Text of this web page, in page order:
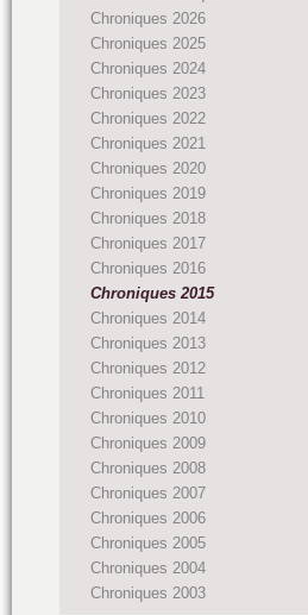
Chroniques 2026
Chroniques 2025
Chroniques 2024
Chroniques 2023
Chroniques 2022
Chroniques 2021
Chroniques 2020
Chroniques 2019
Chroniques 2018
Chroniques 2017
Chroniques 2016
Chroniques 2015
Chroniques 2014
Chroniques 2013
Chroniques 2012
Chroniques 2011
Chroniques 2010
Chroniques 2009
Chroniques 2008
Chroniques 2007
Chroniques 2006
Chroniques 2005
Chroniques 2004
Chroniques 2003